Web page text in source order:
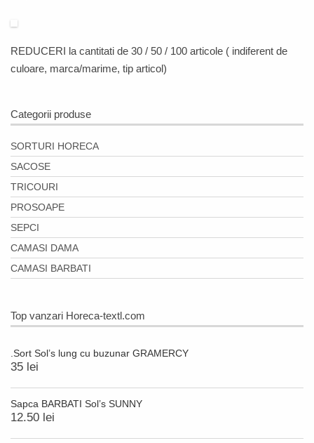
REDUCERI la cantitati de 30 / 50 / 100 articole ( indiferent de
culoare, marca/marime, tip articol)
Categorii produse
SORTURI HORECA
SACOSE
TRICOURI
PROSOAPE
SEPCI
CAMASI DAMA
CAMASI BARBATI
Top vanzari Horeca-textl.com
.Sort Sol’s lung cu buzunar GRAMERCY
35 lei
Sapca BARBATI Sol’s SUNNY
12.50 lei